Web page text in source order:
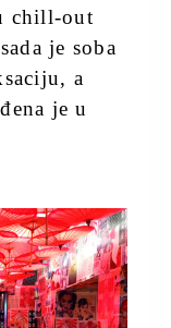
chill-out
je soba
a
je u